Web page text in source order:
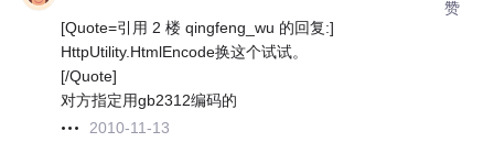
[Quote=引用 2 楼 qingfeng_wu 的回复:]
HttpUtility.HtmlEncode换这个试试。
[/Quote]
对方指定用gb2312编码的
2010-11-13
赞